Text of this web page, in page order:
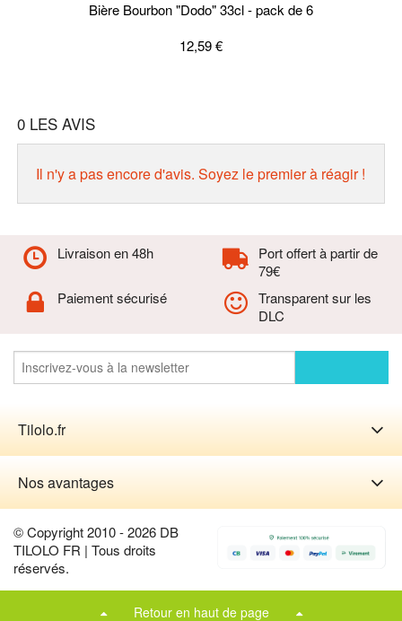
Bière Bourbon "Dodo" 33cl - pack de 6
12,59 €
0LES AVIS
Il n'y a pas encore d'avis. Soyez le premier à réagir !
Livraison en 48h
Port offert à partir de
79€
Paiement sécurisé
Transparent sur les
DLC
Tilolo.fr
Nos avantages
© Copyright 2010 - 2026 DB
TILOLO FR | Tous droits
réservés.
Retour en haut de page